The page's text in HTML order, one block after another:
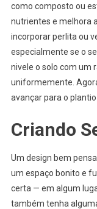
como composto ou
nutrientes e melhora
incorporar perlita ou
especialmente se o
nivele o solo com um
uniformemente.
avançar para o
Criando
Um design bem
um espaço bonito e
certa — em algum
também tenha